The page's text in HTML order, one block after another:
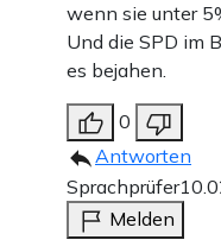
wenn sie unter
Und die SPD im
es bejahen.
0
Antworten
Sprachprüfer
Melden